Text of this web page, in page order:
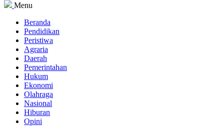
Menu
Beranda
Pendidikan
Peristiwa
Agraria
Daerah
Pemerintahan
Hukum
Ekonomi
Olahraga
Nasional
Hiburan
Opini